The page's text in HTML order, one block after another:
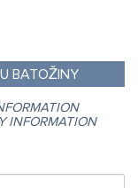
BATOŽINY
INFORMATION